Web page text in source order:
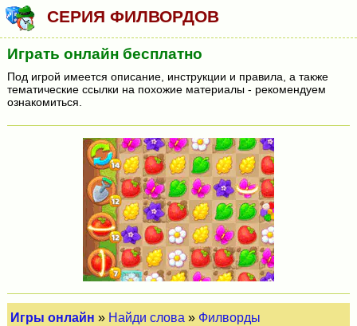
СЕРИЯ ФИЛВОРДОВ
Играть онлайн бесплатно
Под игрой имеется описание, инструкции и правила, а также
тематические ссылки на похожие материалы - рекомендуем
ознакомиться.
Игры онлайн » Найди слова » Филворды